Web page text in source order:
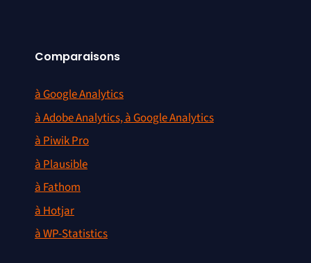
Comparaisons
à Google Analytics
à Adobe Analytics, à Google Analytics
à Piwik Pro
à Plausible
à Fathom
à Hotjar
à WP-Statistics